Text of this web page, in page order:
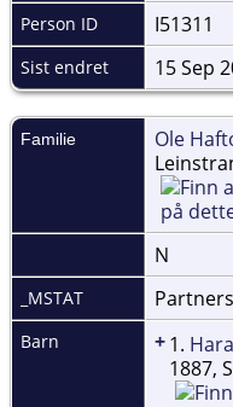
Person ID I51311
Sist endret 15 Sep
Familie Ole
N
_MSTAT Partners
Barn +1.
1887,